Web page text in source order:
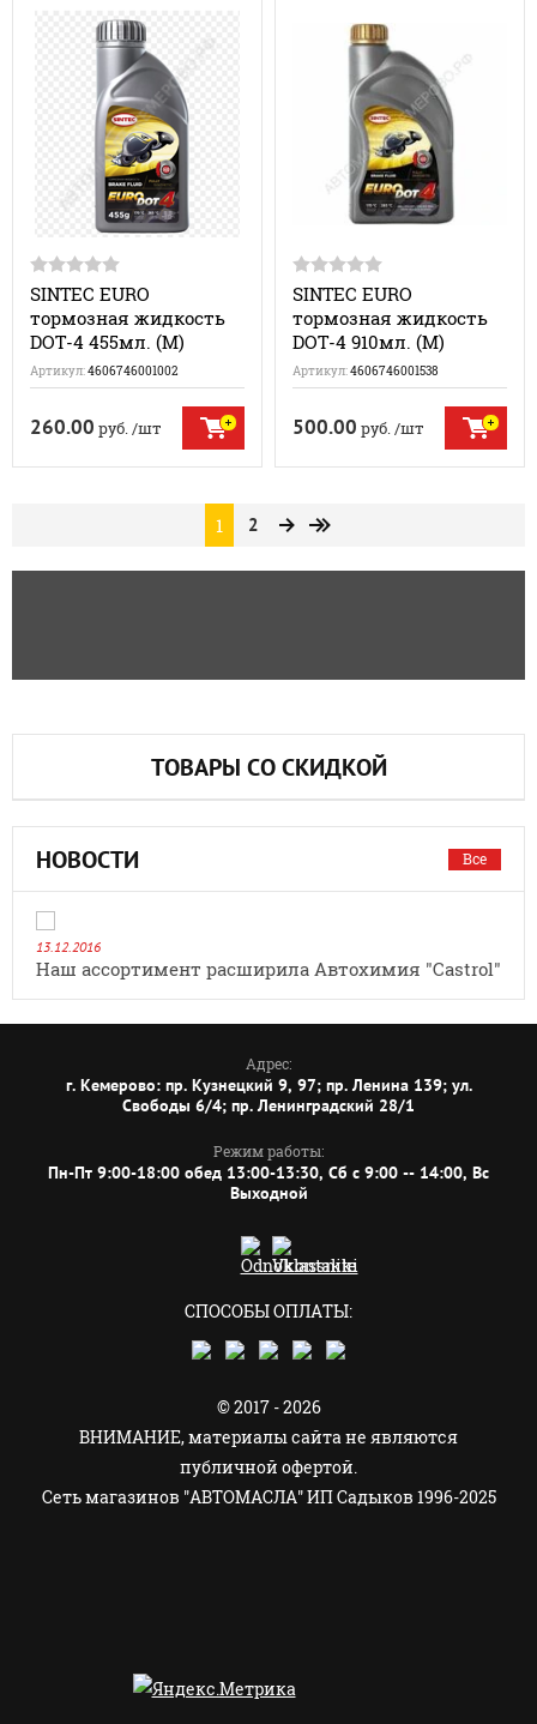
SINTEC EURO
тормозная жидкость
DOT-4 455мл. (M)
Артикул:4606746001002
260.00 руб./шт
SINTEC EURO
тормозная жидкость
DOT-4 910мл. (M)
Артикул:4606746001538
500.00 руб./шт
1 2
ТОВАРЫ СО СКИДКОЙ
НОВОСТИ Все
13.12.2016
Наш ассортимент расширила Автохимия "Castrol"
Адрес:
г. Кемерово: пр. Кузнецкий 9, 97; пр. Ленина 139; ул.
Свободы 6/4; пр. Ленинградский 28/1
Режим работы:
Пн-Пт 9:00-18:00 обед 13:00-13:30, Сб с 9:00 -- 14:00, Вс
Выходной
СПОСОБЫ ОПЛАТЫ:
© 2017 - 2026
ВНИМАНИЕ, материалы сайта не являются
публичной офертой.
Сеть магазинов "АВТОМАСЛА" ИП Садыков 1996-2025